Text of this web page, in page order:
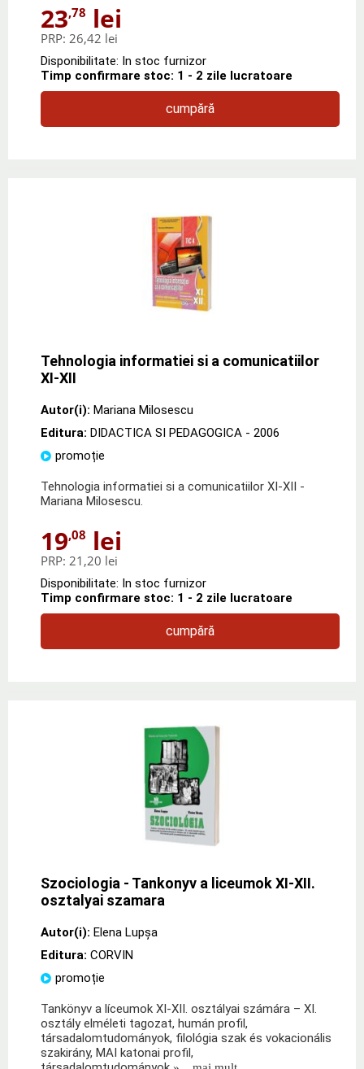
23,78 lei
PRP: 26,42 lei
Disponibilitate: In stoc furnizor
Timp confirmare stoc: 1 - 2 zile lucratoare
cumpără
Tehnologia informatiei si a comunicatiilor
XI-XII
Autor(i): Mariana Milosescu
Editura: DIDACTICA SI PEDAGOGICA - 2006
promoție
Tehnologia informatiei si a comunicatiilor XI-XII -
Mariana Milosescu.
19,08 lei
PRP: 21,20 lei
Disponibilitate: In stoc furnizor
Timp confirmare stoc: 1 - 2 zile lucratoare
cumpără
Szociologia - Tankonyv a liceumok XI-XII.
osztalyai szamara
Autor(i): Elena Lupşa
Editura: CORVIN
promoție
Tankönyv a líceumok XI-XII. osztályai számára – XI.
osztály elméleti tagozat, humán profil,
társadalomtudományok, filológia szak és vokacionális
szakirány, MAI katonai profil,